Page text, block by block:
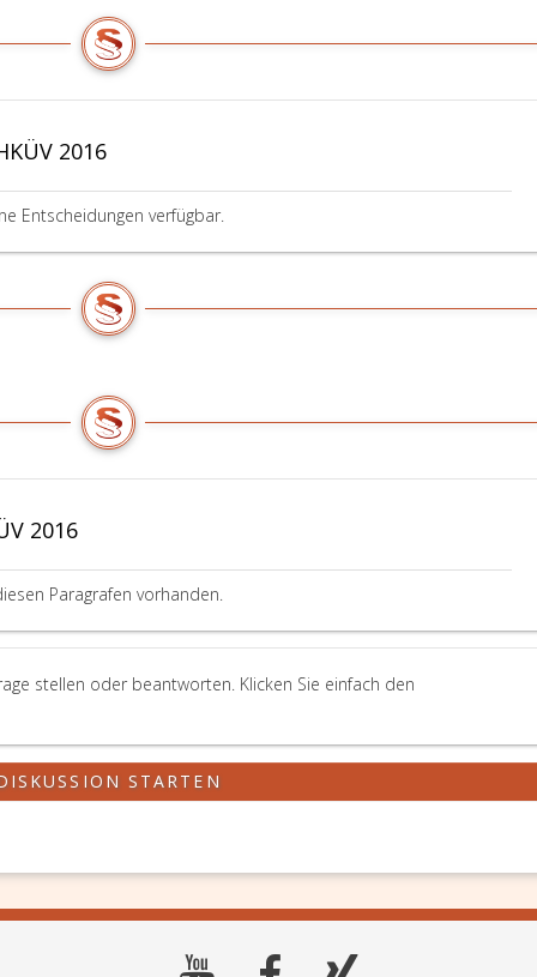
2016
Entscheidungen verfügbar.
2016
Paragrafen vorhanden.
stellen oder beantworten. Klicken Sie einfach den
STARTEN